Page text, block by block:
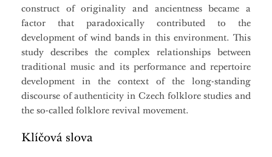
construct of originality and ancientness became a
factor that paradoxically contributed to the
development of wind bands in this environment. This
study describes the complex relationships between
traditional music and its performance and repertoire
development in the context of the long-standing
discourse of authenticity in Czech folklore studies and
the so-called folklore revival movement.
Klíčová slova